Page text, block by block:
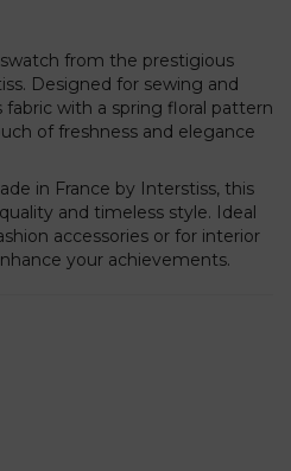
from the prestigious
Designed for sewing and
with a spring floral pattern
of freshness and elegance
in France by Interstiss, this
and timeless style. Ideal
accessories or for interior
your achievements.